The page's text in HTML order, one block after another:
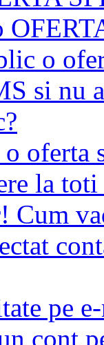
o
si nu
oferta
la
Cum
pe
cont